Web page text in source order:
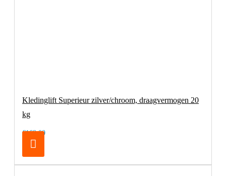
Kledinglift Superieur zilver/chroom, draagvermogen 20
kg
€169,00